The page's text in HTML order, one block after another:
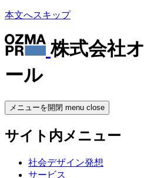
本文へスキップ
株式会社
ール
メニューを開閉 menu close
サイト内メニュー
社会デザイン発想
サービス